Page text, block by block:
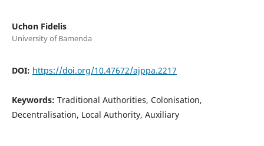
Uchon Fidelis
University of Bamenda
DOI: https://doi.org/10.47672/ajppa.2217
Keywords: Traditional Authorities, Colonisation,
Decentralisation, Local Authority, Auxiliary